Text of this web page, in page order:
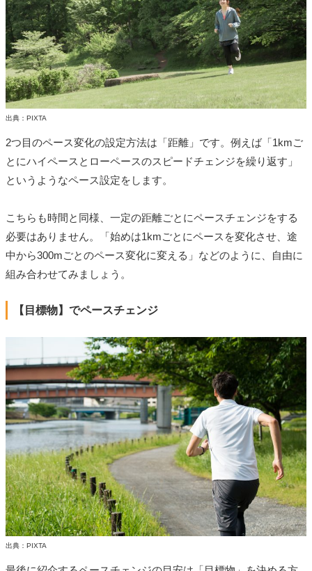
出典：PIXTA
2つ目のペース変化の設定方法は「距離」です。例えば「1kmご
とにハイペースとローペースのスピードチェンジを繰り返す」
というようなペース設定をします。
こちらも時間と同様、一定の距離ごとにペースチェンジをする
必要はありません。「始めは1kmごとにペースを変化させ、途
中から300mごとのペース変化に変える」などのように、自由に
組み合わせてみましょう。
【目標物】でペースチェンジ
出典：PIXTA